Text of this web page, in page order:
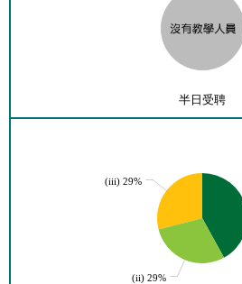
半日受聘
(iii) 29%
(ii) 29%